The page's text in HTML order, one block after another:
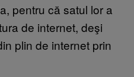
pentru că satul lor a
de internet, deşi
plin de internet prin